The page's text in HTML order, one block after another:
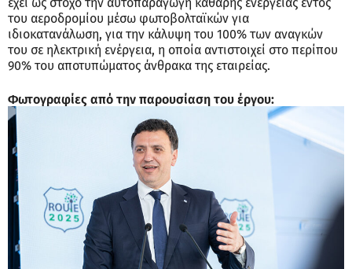
του αεροδρομίου μέσω φωτοβολταϊκών για
ιδιοκατανάλωση, για την κάλυψη του 100% των αναγκών
του σε ηλεκτρική ενέργεια, η οποία αντιστοιχεί στο περίπου
90% του αποτυπώματος άνθρακα της εταιρείας.
Φωτογραφίες από την παρουσίαση του έργου: